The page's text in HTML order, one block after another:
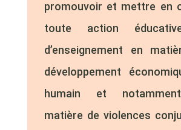
promouvoir et mettre en
toute action
d’enseignement en
développement
humain et
matière de violences